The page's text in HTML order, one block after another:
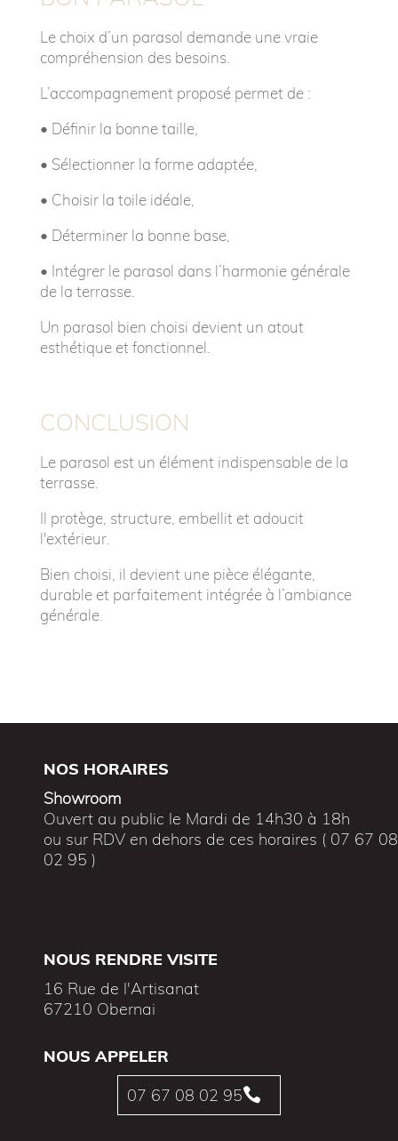
Le choix d’un parasol demande une vraie
compréhension des besoins.
L’accompagnement proposé permet de :
• Définir la bonne taille,
• Sélectionner la forme adaptée,
• Choisir la toile idéale,
• Déterminer la bonne base,
• Intégrer le parasol dans l’harmonie générale
de la terrasse.
Un parasol bien choisi devient un atout
esthétique et fonctionnel.
CONCLUSION
Le parasol est un élément indispensable de la
terrasse.
Il protège, structure, embellit et adoucit
l'extérieur.
Bien choisi, il devient une pièce élégante,
durable et parfaitement intégrée à l’ambiance
générale.
NOS HORAIRES
Showroom
Ouvert au public le Mardi de 14h30 à 18h
ou sur RDV en dehors de ces horaires ( 07 67 08
02 95 )
NOUS RENDRE VISITE
16 Rue de l'Artisanat
67210 Obernai
NOUS APPELER

07 67 08 02 95